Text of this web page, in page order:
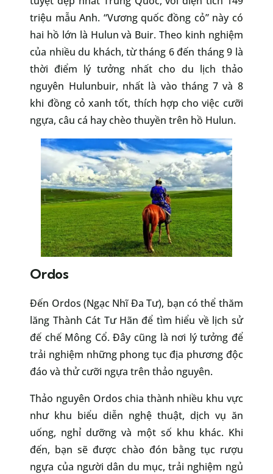
triệu mẫu Anh. “Vương quốc đồng cỏ” này có
hai hồ lớn là Hulun và Buir. Theo kinh nghiệm
của nhiều du khách, từ tháng 6 đến tháng 9 là
thời điểm lý tưởng nhất cho du lịch thảo
nguyên Hulunbuir, nhất là vào tháng 7 và 8
khi đồng cỏ xanh tốt, thích hợp cho việc cưỡi
ngựa, câu cá hay chèo thuyền trên hồ Hulun.
Ordos
Đến Ordos (Ngạc Nhĩ Đa Tư), bạn có thể thăm
lăng Thành Cát Tư Hãn để tìm hiểu về lịch sử
đế chế Mông Cổ. Đây cũng là nơi lý tưởng để
trải nghiệm những phong tục địa phương độc
đáo và thử cưỡi ngựa trên thảo nguyên.
Thảo nguyên Ordos chia thành nhiều khu vực
như khu biểu diễn nghệ thuật, dịch vụ ăn
uống, nghỉ dưỡng và một số khu khác. Khi
đến, bạn sẽ được chào đón bằng tục rượu
ngựa của người dân du mục, trải nghiệm ngủ